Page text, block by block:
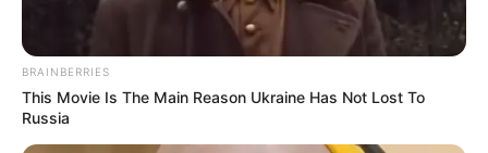
BRAINBERRIES
This Movie Is The Main Reason Ukraine Has Not Lost To
Russia